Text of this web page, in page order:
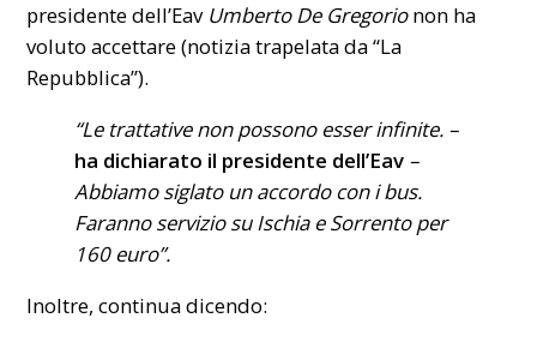
presidente dell’Eav Umberto De Gregorionon ha
voluto accettare (notizia trapelata da “La
Repubblica”).
“Le trattative non possono esser infinite. –
ha dichiarato il presidente dell’Eav –
Abbiamo siglato un accordo con i bus.
Faranno servizio su Ischia e Sorrento per
160 euro”.
Inoltre, continua dicendo: